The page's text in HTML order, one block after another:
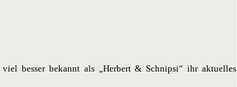
besser bekannt als „Herbert & Schnipsi“ ihr aktuelles